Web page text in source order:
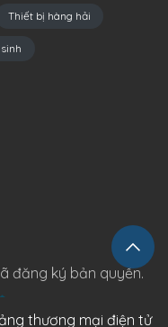
Thiết bị hàng hải
đăng ký bản quyền.
thương mại điện tử